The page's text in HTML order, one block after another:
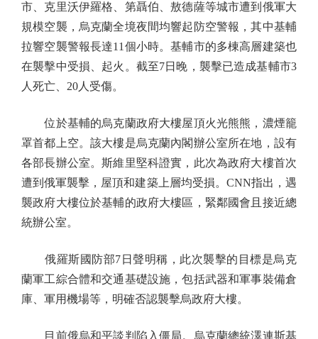
市、克里沃伊羅格、第聶伯、敖德薩等城市遭到俄軍大
規模空襲，烏克蘭全境夜間均響起防空警報，其中基輔
拉響空襲警報長達11個小時。基輔市的多棟高層建築也
在襲擊中受損、起火。截至7日晚，襲擊已造成基輔市3
人死亡、20人受傷。
位於基輔的烏克蘭政府大樓屋頂火光熊熊，濃煙籠
罩首都上空。該大樓是烏克蘭內閣辦公室所在地，設有
各部長辦公室。斯維里堅科證實，此次為政府大樓首次
遭到俄軍襲擊，屋頂和建築上層均受損。CNN指出，遇
襲政府大樓位於基輔的政府大樓區，緊鄰國會且接近總
統辦公室。
俄羅斯國防部7日聲明稱，此次襲擊的目標是烏克
蘭軍工綜合體和交通基礎設施，包括武器和軍事裝備倉
庫、軍用機場等，明確否認襲擊烏政府大樓。
目前俄烏和平談判陷入僵局。烏克蘭總統澤連斯基